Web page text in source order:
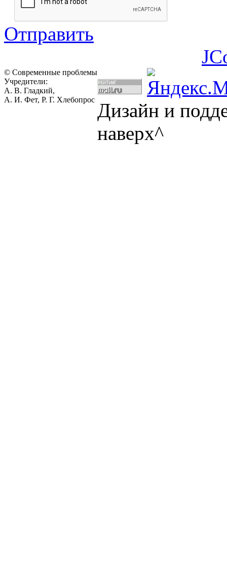
Отправить
© Современные проблемы
Учредители:
А. В. Гладкий,
А. И. Фет, Р. Г. Хлебопрос Дизайн и
наверх^